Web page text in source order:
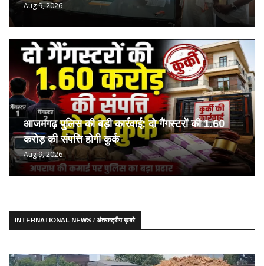
Aug 9, 2026
आजमगढ़ पुलिस की बड़ी कार्रवाई: दो गैंगस्टरों की 1.60
करोड़ की संपत्ति होगी कुर्क
Aug 9, 2026
INTERNATIONAL NEWS / अंतराष्ट्रीय ख़बरे